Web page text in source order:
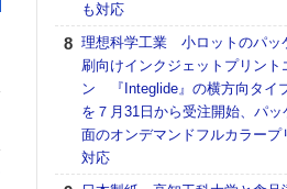
も対応
理想科学工業 小ロットのパッ
刷向けインクジェットプリント
ン 『Integlide』の横方向タイ
を７月31日から受注開始、パッ
面のオンデマンドフルカラープ
対応